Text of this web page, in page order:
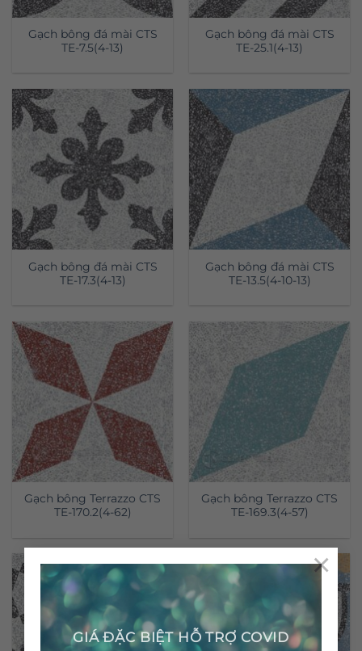
GIÁ ĐẶC BIỆT HỖ TRỢ COVID
×
Gạch bông đá mài CTS
TE-7.5(4-13)
Gạch bông đá mài CTS
TE-25.1(4-13)
Gạch bông đá mài CTS
TE-17.3(4-13)
Gạch bông đá mài CTS
TE-13.5(4-10-13)
Gạch bông Terrazzo CTS
TE-170.2(4-62)
Gạch bông Terrazzo CTS
TE-169.3(4-57)